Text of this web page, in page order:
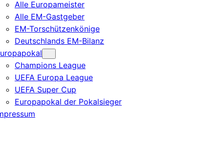
Alle Europameister
Alle EM-Gastgeber
EM-Torschützenkönige
Deutschlands EM-Bilanz
Champions League
UEFA Europa League
UEFA Super Cup
Europapokal der Pokalsieger